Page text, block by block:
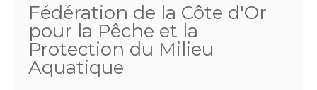
Fédération de la Côte d'Or
pour la Pêche et la
Protection du Milieu
Aquatique